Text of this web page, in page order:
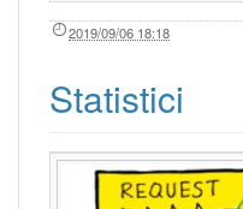
2019/09/06 18:18
Statistici